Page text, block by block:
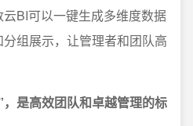
BI可以一键生成多维度数据
组展示，让管理者和团队高
是高效团队和卓越管理的标